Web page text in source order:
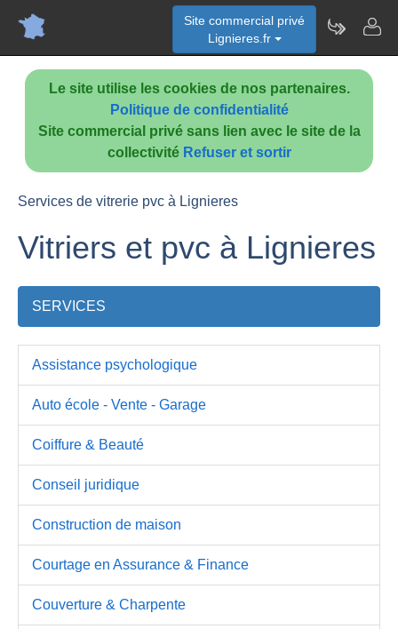
Le site utilise les cookies de nos partenaires.
Politique de confidentialité
Site commercial privé sans lien avec le site de la
collectivité Refuser et sortir
Site commercial privé
Lignieres.fr
Services de vitrerie pvc à Lignieres
Vitriers et pvc à Lignieres
SERVICES
Assistance psychologique
Auto école - Vente - Garage
Coiffure & Beauté
Conseil juridique
Construction de maison
Courtage en Assurance & Finance
Couverture & Charpente